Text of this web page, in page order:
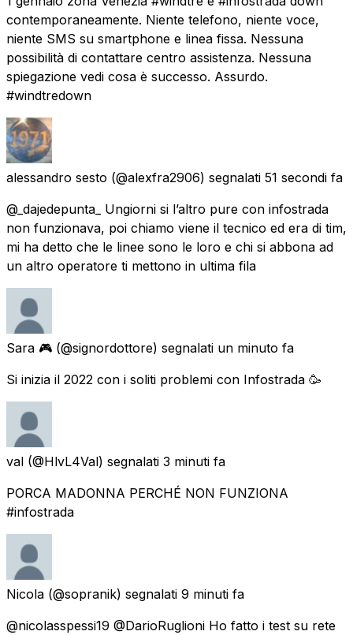
contemporaneamente. Niente telefono, niente voce,
niente SMS su smartphone e linea fissa. Nessuna
possibilità di contattare centro assistenza. Nessuna
spiegazione vedi cosa è successo. Assurdo.
#windtredown
alessandro sesto (@alexfra2906) segnalati 51 secondi fa
@_dajedepunta_ Ungiorni si l’altro pure con infostrada
non funzionava, poi chiamo viene il tecnico ed era di tim,
mi ha detto che le linee sono le loro e chi si abbona ad
un altro operatore ti mettono in ultima fila
Sara 🎮 (@signordottore) segnalati un minuto fa
Si inizia il 2022 con i soliti problemi con Infostrada 🥳
val (@HlvL4Val) segnalati 3 minuti fa
PORCA MADONNA PERCHÉ NON FUNZIONA
#infostrada
Nicola (@sopranik) segnalati 9 minuti fa
@nicolasspessi19 @DarioRuglioni Ho fatto i test su rete